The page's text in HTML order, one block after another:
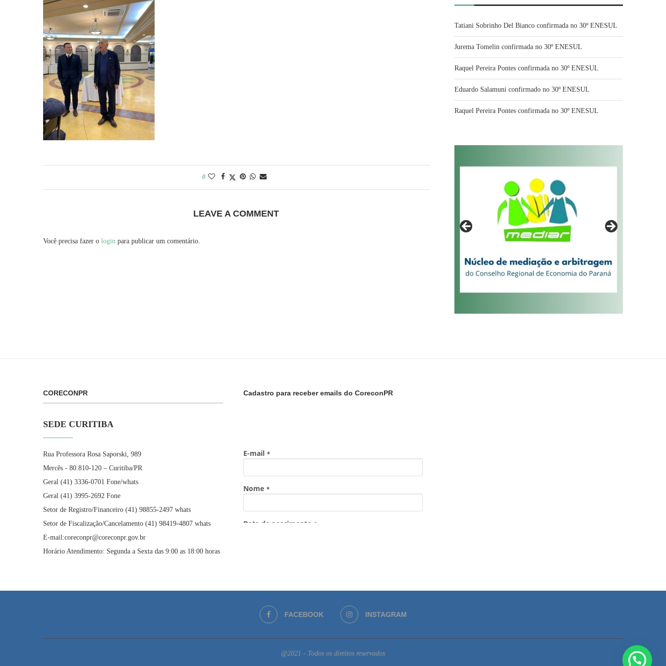
0
LEAVE A COMMENT
Você precisa fazer o login para publicar um comentário.
Tatiani Sobrinho Del Bianco confirmada no 30º ENESUL
Jurema Tomelin confirmada no 30º ENESUL
Raquel Pereira Pontes confirmada no 30º ENESUL
Eduardo Salamuni confirmado no 30º ENESUL
Raquel Pereira Pontes confirmada no 30º ENESUL
CORECONPR
SEDE CURITIBA
Rua Professora Rosa Saporski, 989
Mercês - 80.810-120 – Curitiba/PR
Geral (41) 3336-0701 Fone/whats
Geral (41) 3995-2692 Fone
Setor de Registro/Financeiro (41) 98855-2497 whats
Setor de Fiscalização/Cancelamento (41) 98419-4807 whats
E-mail:coreconpr@coreconpr.gov.br
Horário Atendimento: Segunda a Sexta das 9:00 as 18:00 horas
Cadastro para receber emails do CoreconPR
FACEBOOK INSTAGRAM
@2021 - Todos os direitos reservados